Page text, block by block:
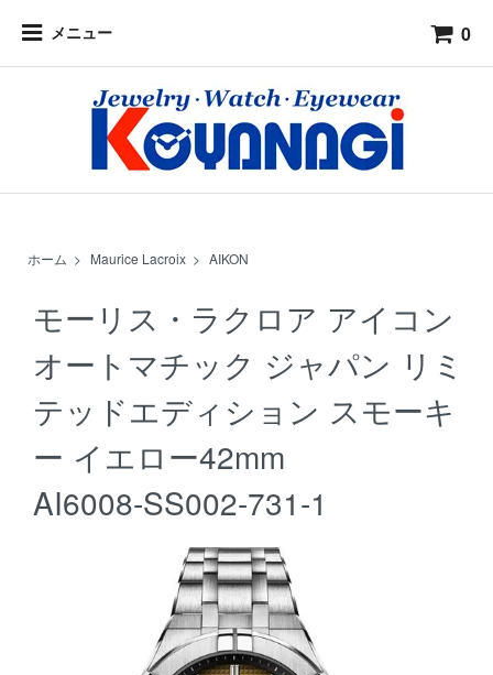
メニュー 0
ホーム > Maurice Lacroix > AIKON
モーリス・ラクロア アイコン
オートマチック ジャパン リミ
テッドエディション スモーキ
ー イエロー42mm
AI6008-SS002-731-1